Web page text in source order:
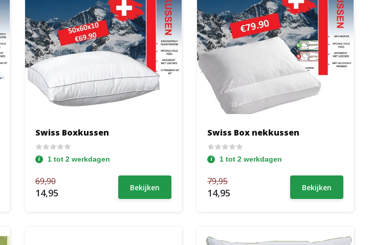
Swiss Boxkussen
1 tot 2 werkdagen
69,90
14,95 Bekijken
Swiss Box nekkussen
1 tot 2 werkdagen
79,95
14,95 Bekijken